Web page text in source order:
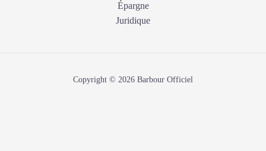
Épargne
Juridique
Copyright © 2026 Barbour Officiel